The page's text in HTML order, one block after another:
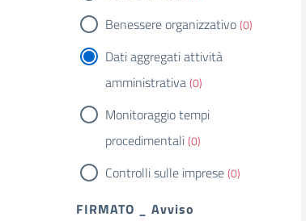
Benessere organizzativo(0)
Dati aggregati attività
amministrativa(0)
Monitoraggio tempi
procedimentali(0)
Controlli sulle imprese(0)
FIRMATO _ Avviso